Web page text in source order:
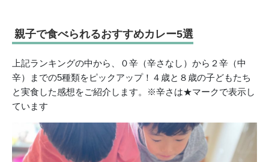
親子で食べられるおすすめカレー5選
上記ランキングの中から、０辛（辛さなし）から２辛（中
辛）までの5種類をピックアップ！４歳と８歳の子どもたち
と実食した感想をご紹介します。※辛さは★マークで表示し
ています